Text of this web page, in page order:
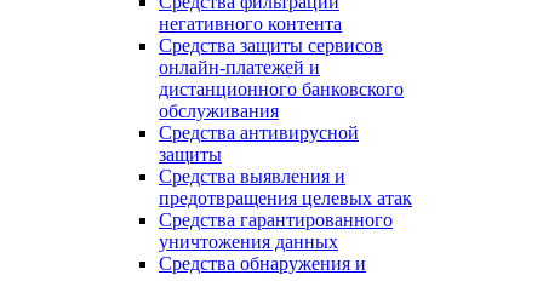
негативного контента
Средства защиты сервисов
онлайн-платежей и
дистанционного банковского
обслуживания
Средства антивирусной
защиты
Средства выявления и
предотвращения целевых атак
Средства гарантированного
уничтожения данных
Средства обнаружения и